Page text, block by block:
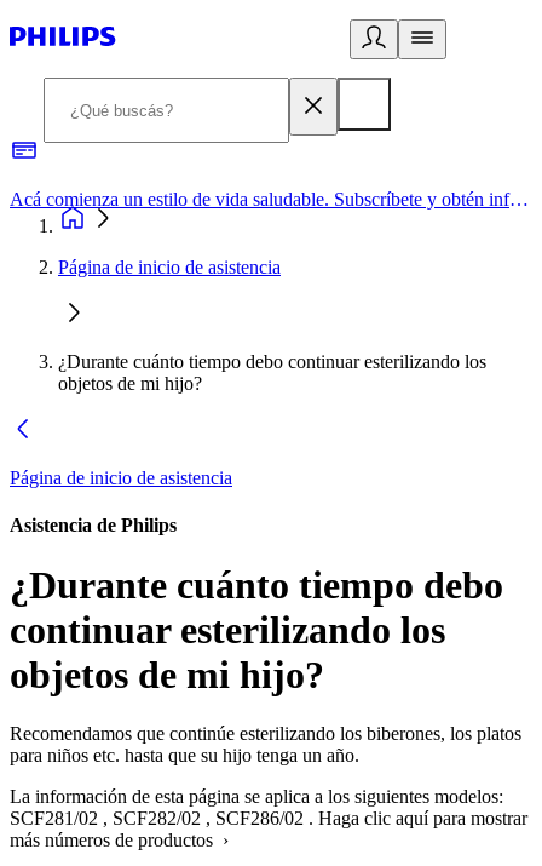
Acá comienza un estilo de vida saludable. Subscríbete y obtén información de primera mano
Página de inicio de asistencia
¿Durante cuánto tiempo debo continuar esterilizando los
objetos de mi hijo?
Página de inicio de asistencia
Asistencia de Philips
¿Durante cuánto tiempo debo
continuar esterilizando los
objetos de mi hijo?
Recomendamos que continúe esterilizando los biberones, los platos
para niños etc. hasta que su hijo tenga un año.
La información de esta página se aplica a los siguientes modelos:
SCF281/02 , SCF282/02 , SCF286/02 . Haga clic aquí para mostrar
más números de productos ›